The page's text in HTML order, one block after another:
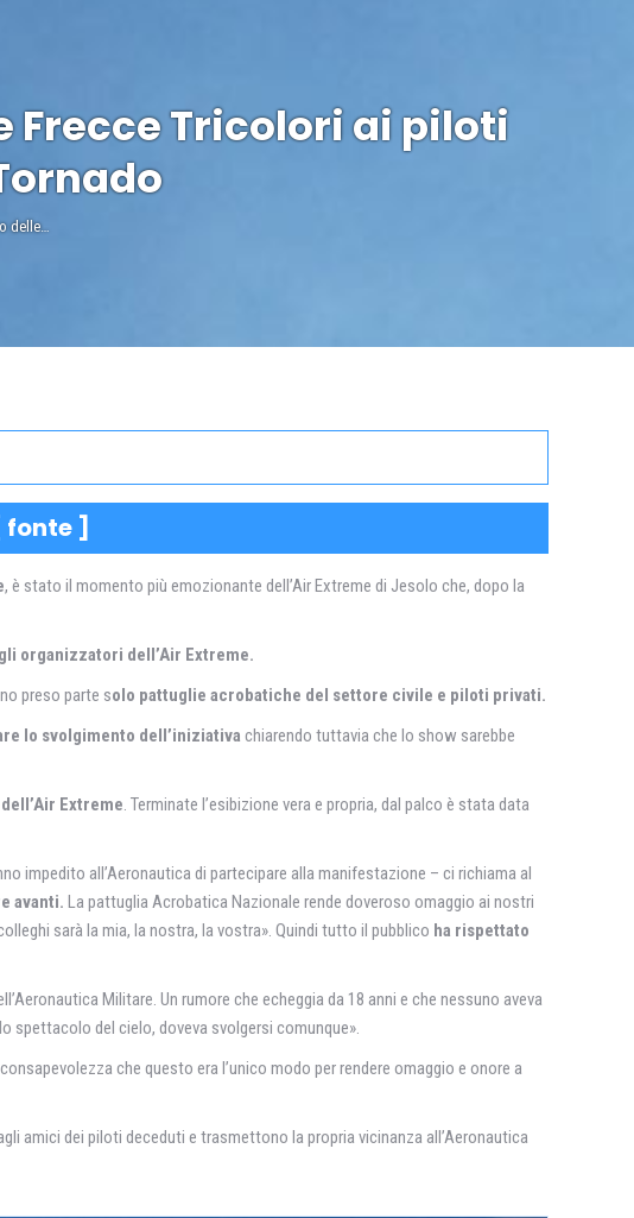
Frecce Tricolori ai piloti
delle…
fonte ]
, è stato il momento più emozionante dell’Air Extreme di Jesolo che, dopo la
organizzatori dell’Air Extreme.
preso parte solo pattuglie acrobatiche del settore civile e piloti privati.
lo svolgimento dell’iniziativa chiarendo tuttavia che lo show sarebbe
Extreme. Terminate l’esibizione vera e propria, dal palco è stata data
impedito all’Aeronautica di partecipare alla manifestazione – ci richiama al
avanti. La pattuglia Acrobatica Nazionale rende doveroso omaggio ai nostri
sarà la mia, la nostra, la vostra». Quindi tutto il pubblico ha rispettato
Militare. Un rumore che echeggia da 18 anni e che nessuno aveva
spettacolo del cielo, doveva svolgersi comunque».
che questo era l’unico modo per rendere omaggio e onore a
amici dei piloti deceduti e trasmettono la propria vicinanza all’Aeronautica